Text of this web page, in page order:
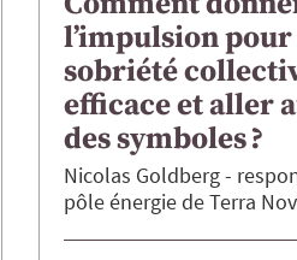
l’impulsion pour
sobriété
efficace et aller
des symboles ?
Nicolas Goldberg
pôle énergie de Terra